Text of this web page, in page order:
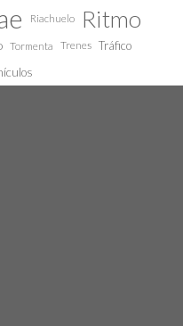
Riachuelo Ritmo
Tormenta Trenes Tráfico